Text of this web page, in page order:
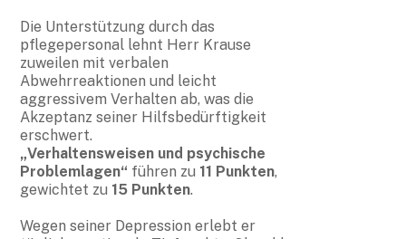
Die Unterstützung durch das
pflegepersonal lehnt Herr Krause
zuweilen mit verbalen
Abwehrreaktionen und leicht
aggressivem Verhalten ab, was die
Akzeptanz seiner Hilfsbedürftigkeit
erschwert.
„Verhaltensweisen und psychische
Problemlagen“ führen zu 11 Punkten,
gewichtet zu 15 Punkten.
Wegen seiner Depression erlebt er